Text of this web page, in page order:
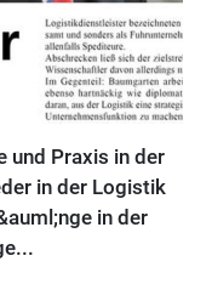
und Praxis in der
in der Logistik
in der